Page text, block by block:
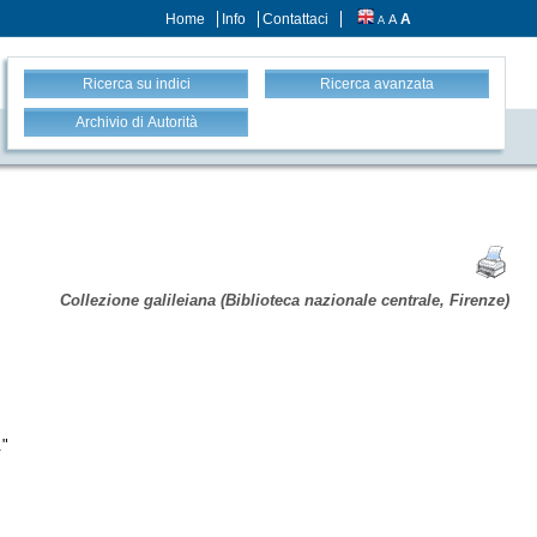
Home Info Contattaci A A A
Ricerca su indici Ricerca avanzata
Archivio di Autorità